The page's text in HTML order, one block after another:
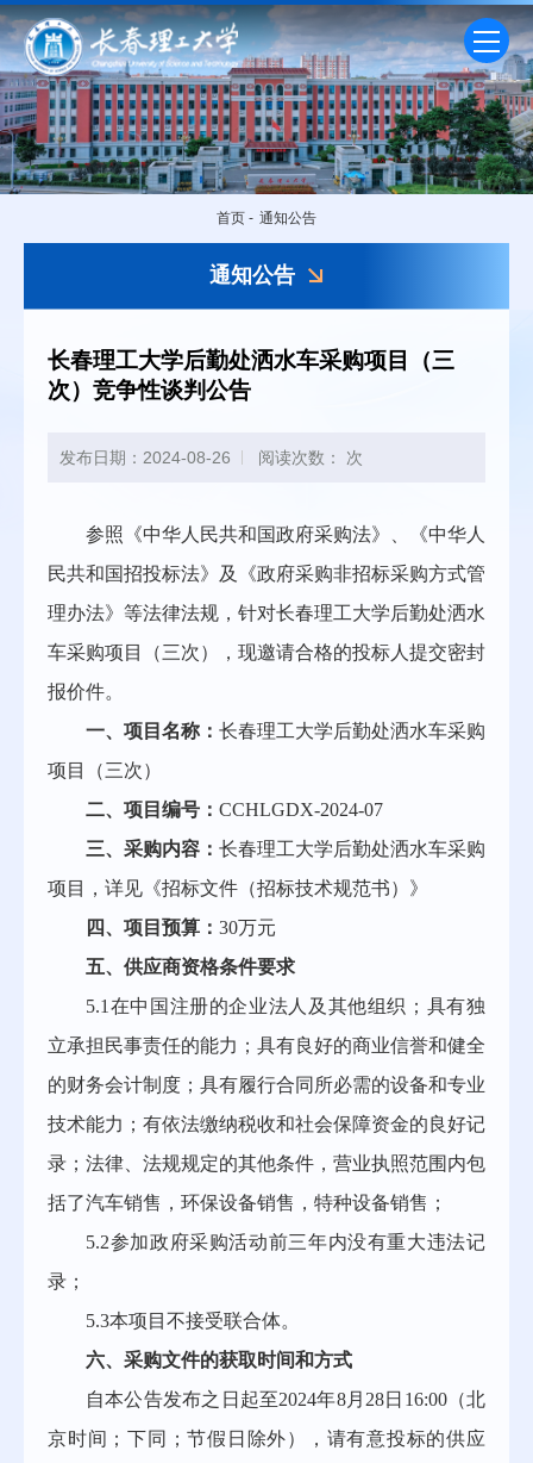
通知公告
首页 - 通知公告
长春理工大学后勤处洒水车采购项目（三
次）竞争性谈判公告
发布日期：2024-08-26 阅读次数： 次
参照《中华人民共和国政府采购法》、《中华人
民共和国招投标法》及《政府采购非招标采购方式管
理办法》等法律法规，针对长春理工大学后勤处洒水
车采购项目（三次），现邀请合格的投标人提交密封
报价件。
一、项目名称： 长春理工大学后勤处洒水车采购
项目（三次）
二、项目编号： CCHLGDX-2024-07
三、采购内容： 长春理工大学后勤处洒水车采购
项目，详见《招标文件（招标技术规范书）》
四、项目预算： 30万元
五、供应商资格条件要求
5.1在中国注册的企业法人及其他组织；具有独
立承担民事责任的能力；具有良好的商业信誉和健全
的财务会计制度；具有履行合同所必需的设备和专业
技术能力；有依法缴纳税收和社会保障资金的良好记
录；法律、法规规定的其他条件，营业执照范围内包
括了汽车销售，环保设备销售，特种设备销售；
5.2参加政府采购活动前三年内没有重大违法记
录；
5.3本项目不接受联合体。
六、采购文件的获取时间和方式
自本公告发布之日起至2024年8月28日16:00（北
京时间；下同；节假日除外），请有意投标的供应